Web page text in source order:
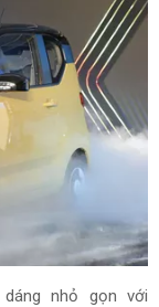
dáng nhỏ gọn với